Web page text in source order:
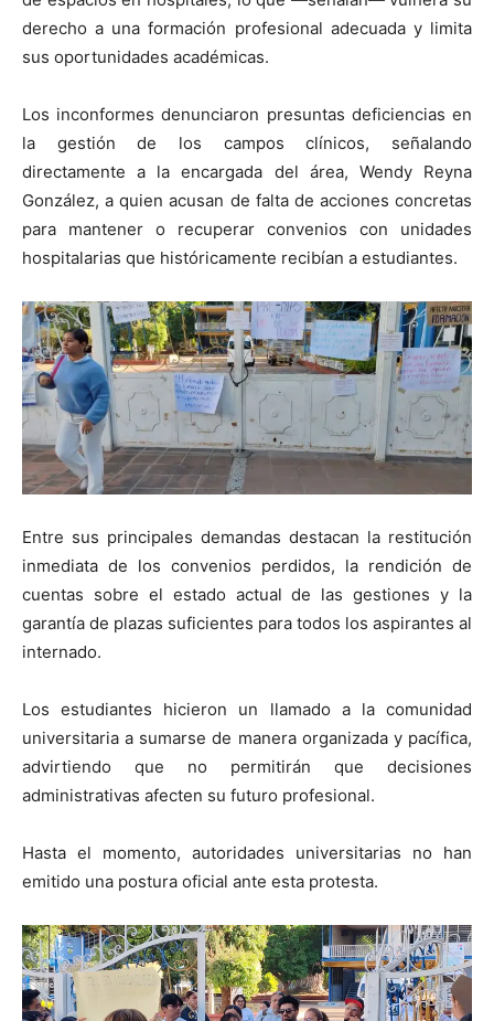
derecho a una formación profesional adecuada y limita
sus oportunidades académicas.
Los inconformes denunciaron presuntas deficiencias en
la gestión de los campos clínicos, señalando
directamente a la encargada del área, Wendy Reyna
González, a quien acusan de falta de acciones concretas
para mantener o recuperar convenios con unidades
hospitalarias que históricamente recibían a estudiantes.
Entre sus principales demandas destacan la restitución
inmediata de los convenios perdidos, la rendición de
cuentas sobre el estado actual de las gestiones y la
garantía de plazas suficientes para todos los aspirantes al
internado.
Los estudiantes hicieron un llamado a la comunidad
universitaria a sumarse de manera organizada y pacífica,
advirtiendo que no permitirán que decisiones
administrativas afecten su futuro profesional.
Hasta el momento, autoridades universitarias no han
emitido una postura oficial ante esta protesta.